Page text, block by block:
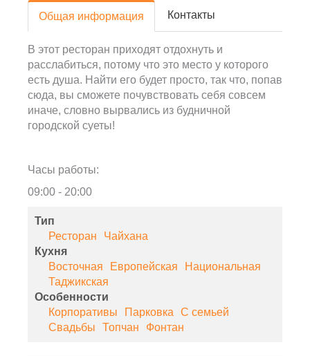
Общая информация Контакты
В этот ресторан приходят отдохнуть и
расслабиться, потому что это место у которого
есть душа. Найти его будет просто, так что, попав
сюда, вы сможете почувствовать себя совсем
иначе, словно вырвались из будничной
городской суеты!
Часы работы:
09:00 - 20:00
Тип
Ресторан
Чайхана
Кухня
Восточная
Европейская
Национальная
Таджикская
Особенности
Корпоративы
Парковка С семьей
Свадьбы
Топчан Фонтан